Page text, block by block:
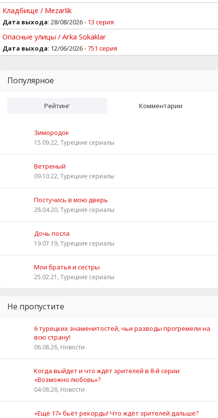
Кладбище / Mezarlik
Дата выхода: 28/08/2026 - 13 серия
Опасные улицы / Arka Sokaklar
Дата выхода: 12/06/2026 -751 серия
Популярное
Рейтинг Комментарии
Зимородок
15.09.22, Турецкие сериалы
Ветреный
09.10.22, Турецкие сериалы
Постучись в мою дверь
28.04.20, Турецкие сериалы
Дочь посла
19.07.19, Турецкие сериалы
Мои братья и сестры
25.02.21, Турецкие сериалы
Не пропустите
6 турецких знаменитостей, чьи разводы прогремели на
всю страну!
06.08.26, Новости
Когда выйдет и что ждёт зрителей в 8-й серии
«Возможно любовь»?
04.08.26, Новости
«Ещё 17» бьёт рекорды! Что ждёт зрителей дальше?